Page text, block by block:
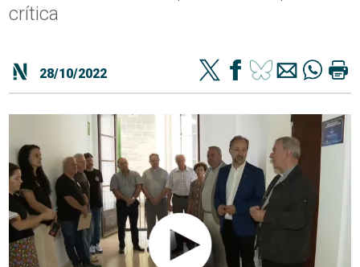
crítica
28/10/2022